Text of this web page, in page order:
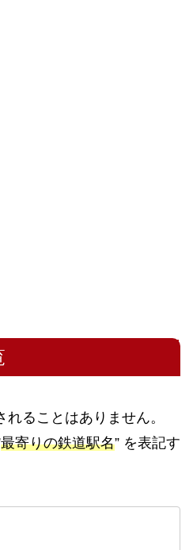
ることはありません。
最寄りの鉄道駅名” を表記す